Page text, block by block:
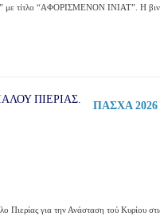
με τίτλο “ΑΦΟΡΙΣΜΕΝΟΝ ΙΝΙΑΤ”. Η
ΠΑΣΧΑ
για την Ανάσταση τού Κυρίου